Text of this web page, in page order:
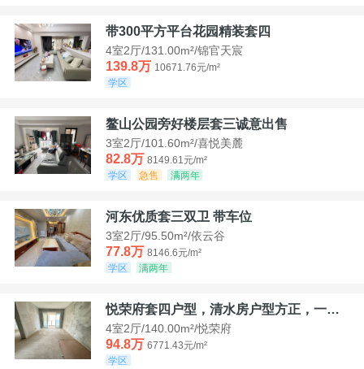
带300平方平台花园精装套四
4室2厅/131.00m²/锦官天宸
139.8万 10671.76元/m²
学区
鳌山公园旁好楼层套三诚意出售
3室2厅/101.60m²/喜悦美麓
82.8万 8149.61元/m²
学区
急售 满两年
河东优质套三双卫 带车位
3室2厅/95.50m²/依云谷
77.8万 8146.6元/m²
学区
满两年
悦荣府套四户型，清水房户型方正，一口价94，8
4室2厅/140.00m²/悦荣府
94.8万 6771.43元/m²
学区